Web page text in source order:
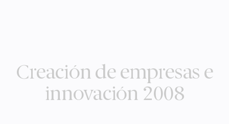
Creación de empresas e
innovación 2008